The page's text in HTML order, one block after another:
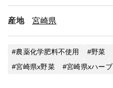
産地 宮崎県
農薬化学肥料不使用 野菜
宮崎県x野菜
宮崎県xハーブ